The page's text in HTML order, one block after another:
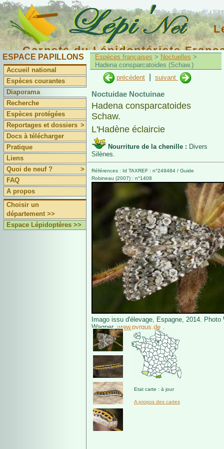
Carnets du Lépidoptériste
ESPACE PAPILLONS
Accueil national
Espèces courantes
Diaporama
Recherche
Espèces protégées
Reportages et dossiers >
Docs à télécharger
Pratique
Liens
Quoi de neuf ?
>
FAQ
A propos
Choisir un
département >>
Espace Lépidoptères >>
Espèces françaises > Noctuelles >
Hadena consparcatoides (Schaw.)
précédent
suivant
Noctuidae Noctuinae
Hadena consparcatoides
Schaw.
L'Hadène éclaircie
Nourriture de la chenille : Divers
Silènes.
Références : Id TAXREF : n°249484 / Guide
Robineau (2007) : n°1408
Imago issu d'élevage, Espagne, 2014. Photo
Wagner,www.pyrgus.de .
Etat carte : à jour
A propos des cartes